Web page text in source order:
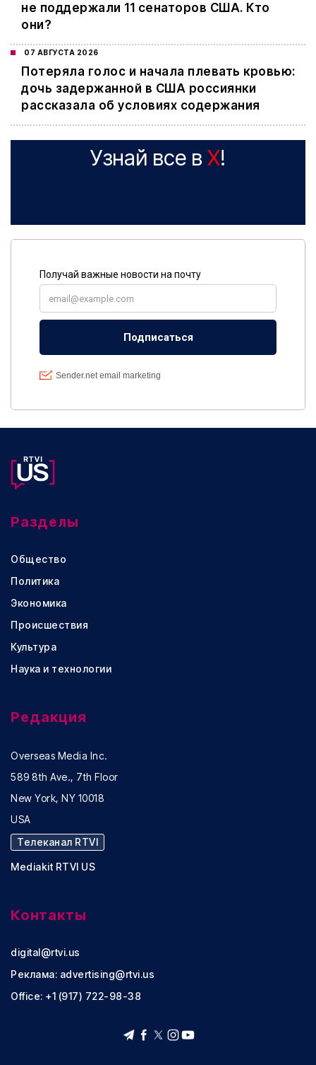
не поддержали 11 сенаторов США. Кто
они?
07 АВГУСТА 2026
Потеряла голос и начала плевать кровью:
дочь задержанной в США россиянки
рассказала об условиях содержания
Узнай все в X!
Разделы
Общество
Политика
Экономика
Происшествия
Культура
Наука и технологии
Редакция
Overseas Media Inc.
589 8th Ave., 7th Floor
New York, NY 10018
USA
Телеканал RTVI
Mediakit RTVI US
Контакты
digital@rtvi.us
Реклама: advertising@rtvi.us
Office: +1 (917) 722-98-38